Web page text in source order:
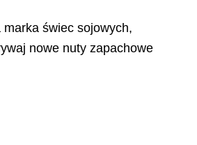
świec sojowych,
nowe nuty zapachowe